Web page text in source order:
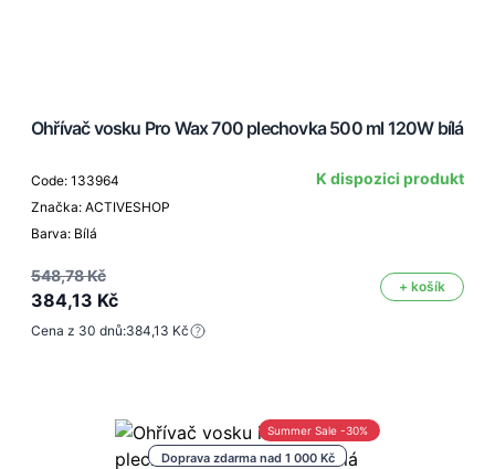
Ohřívač vosku Pro Wax 700 plechovka 500 ml 120W bílá
Code: 133964
Značka: ACTIVESHOP
Barva: Bílá
K dispozici produkt
548,78 Kč
384,13 Kč
+ košík
Cena z 30 dnů:384,13 Kč
Doprava zdarma nad 1 000 Kč
Summer Sale -30%